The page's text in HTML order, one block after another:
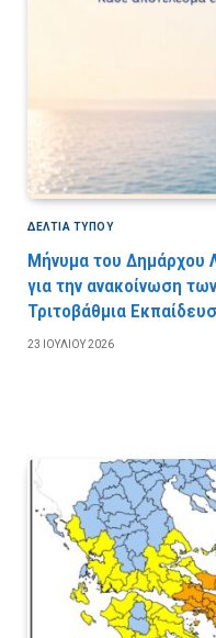
ΔΕΛΤΙΑ ΤΥΠΟΥ
Μήνυμα του Δημάρχου
για την ανακοίνωση
Τριτοβάθμια
23 ΙΟΥΛΊΟΥ 2026